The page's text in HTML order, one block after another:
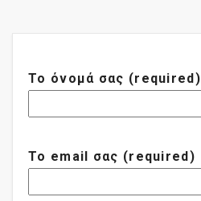
Το όνομά σας (required)
Το email σας (required)